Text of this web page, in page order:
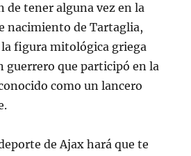
de tener alguna vez en la
nacimiento de Tartaglia,
la figura mitológica griega
guerrero que participó en la
como un lancero
de Ajax hará que te